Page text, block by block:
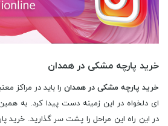
خرید پارچه مشکی در همدان
خرید پارچه مشکی در همدان را باید در مراکز
ای دلخواه در این زمینه دست پیدا کرد. به
در این راه این مراحل را پشت سر گذارید.